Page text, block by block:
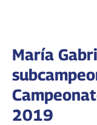
María
2019